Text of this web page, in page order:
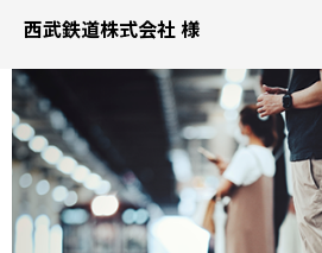
西武鉄道株式会社 様